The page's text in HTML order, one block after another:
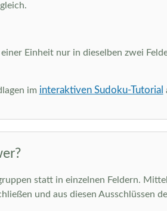
Einheit nur in dieselben zwei
im interaktiven Sudoku-Tutorial
statt in einzelnen Feldern.
und aus diesen Ausschlüssen